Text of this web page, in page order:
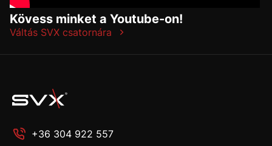
Kövess minket a Youtube-on!
Váltás SVX csatornára
+36 304 922 557